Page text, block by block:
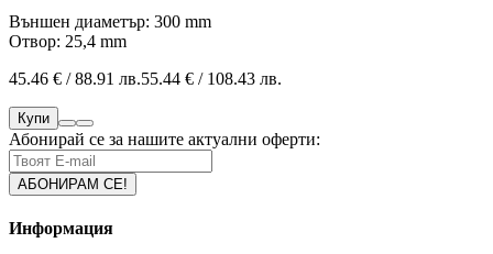
Външен диаметър: 300 mm
Отвор: 25,4 mm
45.46 € / 88.91 лв.55.44 € / 108.43 лв.
Купи
Абонирай се за нашите актуални оферти:
Информация